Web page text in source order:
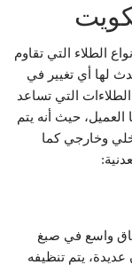
الطلاء التي تقاوم
لها أي تغيير في
التي تساعد
العميل، حيث أنه يتم
وخارجي كما
واسع في صبغ
عديدة، يتم تنظيفه